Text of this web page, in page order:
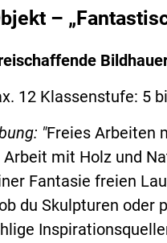
–
12 Klassenstufe: 5
"Freies Arbeiten
mit Holz und
Fantasie freien
du Skulpturen